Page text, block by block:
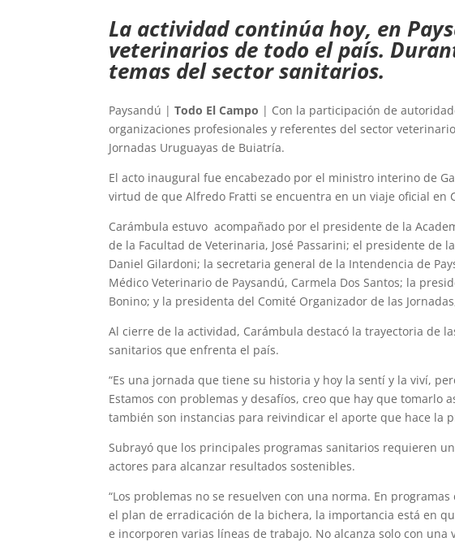
La actividad continúa hoy, en
veterinarios de todo el país.
temas del sector sanitarios.
Paysandú |Todo El Campo | Con la participación de
organizaciones profesionales y referentes del sector
Jornadas Uruguayas de Buiatría.
El acto inaugural fue encabezado por el ministro interino de
virtud de que Alfredo Fratti se encuentra en un viaje oficial en
Carámbula estuvo acompañado por el presidente de la
de la Facultad de Veterinaria, José Passarini; el presidente de
Daniel Gilardoni; la secretaria general de la Intendencia de
Médico Veterinario de Paysandú, Carmela Dos Santos; la
Bonino; y la presidenta del Comité Organizador de las
Al cierre de la actividad, Carámbula destacó la trayectoria de
sanitarios que enfrenta el país.
“Es una jornada que tiene su historia y hoy la sentí y la viví,
Estamos con problemas y desafíos, creo que hay que tomarlo
también son instancias para reivindicar el aporte que hace la
Subrayó que los principales programas sanitarios requieren
actores para alcanzar resultados sostenibles.
“Los problemas no se resuelven con una norma. En
el plan de erradicación de la bichera, la importancia está en
e incorporen varias líneas de trabajo. No alcanza solo con